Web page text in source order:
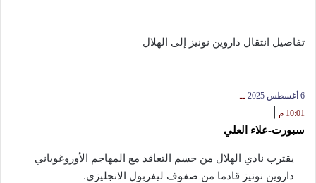
تفاصيل انتقال داروين نونيز إلى الهلال
6 أغسطس 2025
10:01 م
سبورت-علاء العلي
يقترب نادي الهلال من حسم التعاقد مع المهاجم الأوروغوياني
داروين نونيز قادما من صفوف ليفربول الانجليزي.